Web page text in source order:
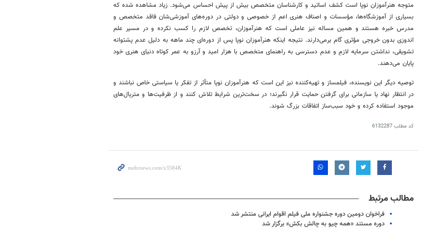
متوجه هنرآموزان نوپا است کشف اساتید و کارشناسان متخصص بیش از پیش احساس می‌شود. زیاد مشاهده شده که
بسیاری از آموزشگاه‌ها، مؤسسات و اصناف هنری اعم از خصوصی و دولتی در دوره‌های آموزشی‌شان فاقد متخصص و
مدرس خبره هستند و همین مساله نیز عاملی است که هنرآموزان، تخصص لازم را کسب نکرده و در مسیر علم
اندوزی بدون خروجی مؤثری گام برمی‌دارند. نتیجه اینکه هنرآموزان نوپا پس از دوره‌ای چند ماهه به دلیل عدم پشتوانه
تشویقی، نداشتن سرمایه لازمِ و عدم دسترسی به راهنمای متخصص با هزار امید و آرزو به عمر کوتاه دنیای هنری خود
پایان می‌دهند.
توصیه دیگر این نویسنده، فیلمساز و تهیه‌کننده نیز این است که هنرآموزان نوپا متأثر از تفکر یا سیاستی خاص نباشند و
در انتظار نهاد یا سازمانی برای گرفتن حمایت قرار نگیرند؛ در سخت‌ترین شرایط تلاش کنند و از ظرفیت‌ها و متریال‌های
موجود استفاده کرده و خود سبب‌ساز اتفاقات بزرگ شوند.
کد مطلب6132287
مطالب مرتبط
فراخوان دومین دوره جشنواره ملی فیلم اقوام ایرانی منتشر شد
دوره مستند «همه چیو به چالش بکش» برگزار شد